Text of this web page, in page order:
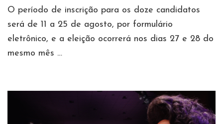
O período de inscrição para os doze candidatos
será de 11 a 25 de agosto, por formulário
eletrônico, e a eleição ocorrerá nos dias 27 e 28 do
mesmo mês …